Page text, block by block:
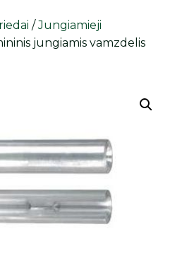
/Jungiamieji
jungiamis vamzdelis